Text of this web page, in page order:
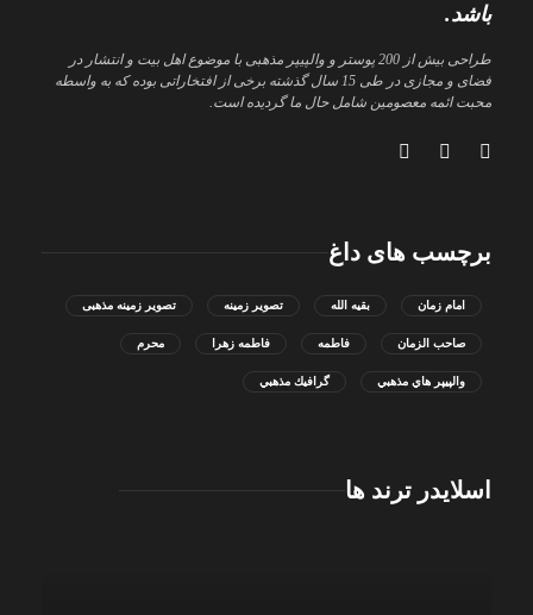
باشد.
طراحی بیش از 200 پوستر و والپیپر مذهبی با موضوع اهل بیت و انتشار در
فضای و مجازی در طی 15 سال گذشته برخی از افتخاراتی بوده که به واسطه
محبت ائمه معصومین شامل حال ما گردیده است.
برچسب های داغ
امام زمان بقیه الله تصویر زمینه تصویر زمینه مذهبی
صاحب الزمان فاطمه فاطمه زهرا محرم
والپيپر هاي مذهبي گرافيك مذهبي
اسلایدر ترند ها